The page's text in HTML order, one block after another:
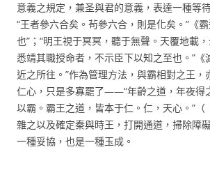
意義之規定，兼圣與君的意義，表達一種等
“王者參六合矣。茍參六合，則是化矣。”《
也”；“明王視于冥冥，聽于無聲。天覆地載
悉靖其職授命者，不示臣下以知之至也。”《
近之所往。”作為管理方法，與霸相對之王，
仁心，只是多寡罷了——“年齡之道，年夜得
以霸。霸王之道，皆本于仁。仁，天心。”（
雜之以及確定秦與時王，打開通道，掃除障
一種妥協，也是一種玉成。